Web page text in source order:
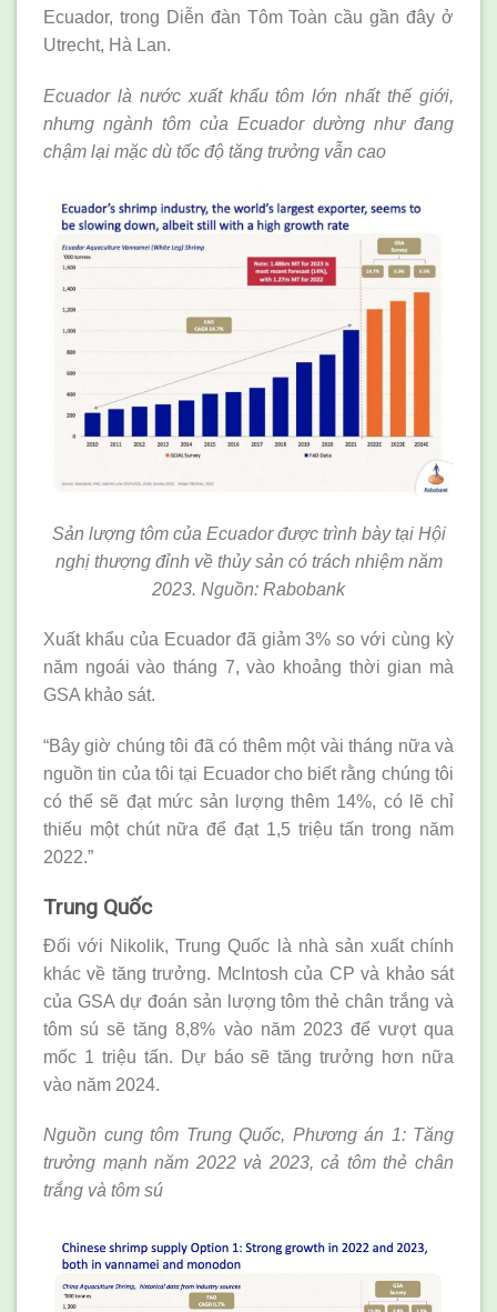
Ecuador, trong Diễn đàn Tôm Toàn cầu gần đây ở
Utrecht, Hà Lan.
Ecuador là nước xuất khẩu tôm lớn nhất thế giới,
nhưng ngành tôm của Ecuador dường như đang
chậm lại mặc dù tốc độ tăng trưởng vẫn cao
Sản lượng tôm của Ecuador được trình bày tại Hội
nghị thượng đỉnh về thủy sản có trách nhiệm năm
2023. Nguồn: Rabobank
Xuất khẩu của Ecuador đã giảm 3% so với cùng kỳ
năm ngoái vào tháng 7, vào khoảng thời gian mà
GSA khảo sát.
“Bây giờ chúng tôi đã có thêm một vài tháng nữa và
nguồn tin của tôi tại Ecuador cho biết rằng chúng tôi
có thể sẽ đạt mức sản lượng thêm 14%, có lẽ chỉ
thiếu một chút nữa để đạt 1,5 triệu tấn trong năm
2022.”
Trung Quốc
Đối với Nikolik, Trung Quốc là nhà sản xuất chính
khác về tăng trưởng. McIntosh của CP và khảo sát
của GSA dự đoán sản lượng tôm thẻ chân trắng và
tôm sú sẽ tăng 8,8% vào năm 2023 để vượt qua
mốc 1 triệu tấn. Dự báo sẽ tăng trưởng hơn nữa
vào năm 2024.
Nguồn cung tôm Trung Quốc, Phương án 1: Tăng
trưởng mạnh năm 2022 và 2023, cả tôm thẻ chân
trắng và tôm sú